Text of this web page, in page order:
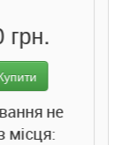
грн.
не
місця: